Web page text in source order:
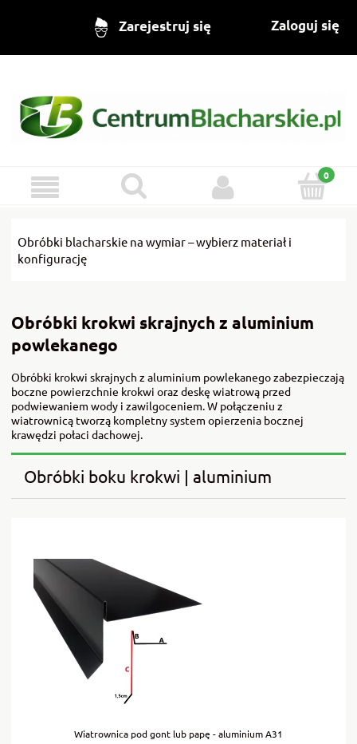
Zarejestruj się Zaloguj się
Obróbki blacharskie na wymiar – wybierz materiał i
konfigurację
Obróbki krokwi skrajnych z aluminium
powlekanego
Obróbki krokwi skrajnych z aluminium powlekanego zabezpieczają
boczne powierzchnie krokwi oraz deskę wiatrową przed
podwiewaniem wody i zawilgoceniem. W połączeniu z
wiatrownicą tworzą kompletny system opierzenia bocznej
krawędzi połaci dachowej.
Obróbki boku krokwi | aluminium
Wiatrownica pod gont lub papę - aluminium A31